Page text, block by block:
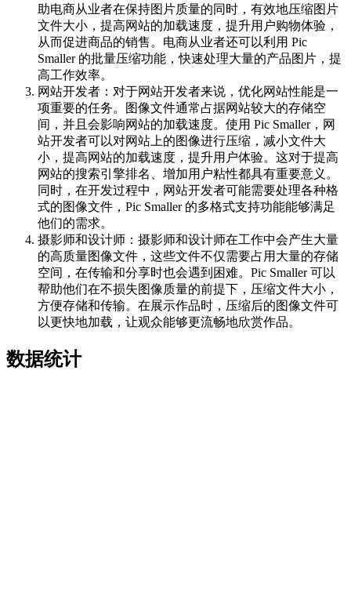
助电商从业者在保持图片质量的同时，有效地压缩图片
文件大小，提高网站的加载速度，提升用户购物体验，
从而促进商品的销售。电商从业者还可以利用 Pic
Smaller 的批量压缩功能，快速处理大量的产品图片，提
高工作效率。
网站开发者：对于网站开发者来说，优化网站性能是一
项重要的任务。图像文件通常占据网站较大的存储空
间，并且会影响网站的加载速度。使用 Pic Smaller，网
站开发者可以对网站上的图像进行压缩，减小文件大
小，提高网站的加载速度，提升用户体验。这对于提高
网站的搜索引擎排名、增加用户粘性都具有重要意义。
同时，在开发过程中，网站开发者可能需要处理各种格
式的图像文件，Pic Smaller 的多格式支持功能能够满足
他们的需求。
摄影师和设计师：摄影师和设计师在工作中会产生大量
的高质量图像文件，这些文件不仅需要占用大量的存储
空间，在传输和分享时也会遇到困难。Pic Smaller 可以
帮助他们在不损失图像质量的前提下，压缩文件大小，
方便存储和传输。在展示作品时，压缩后的图像文件可
以更快地加载，让观众能够更流畅地欣赏作品。
数据统计